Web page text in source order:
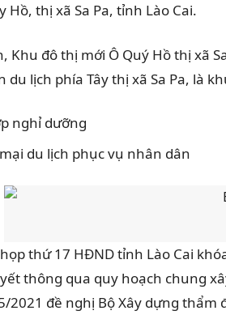
Hồ, thị xã Sa Pa, tỉnh Lào Cai.
Khu đô thị mới Ô Quý Hồ thị xã
du lịch phía Tây thị xã Sa Pa, là
nghỉ dưỡng
du lịch phục vụ nhân dân
họp thứ 17 HĐND tỉnh Lào Cai
thông qua quy hoạch chung
2021 đề nghị Bộ Xây dựng thẩm